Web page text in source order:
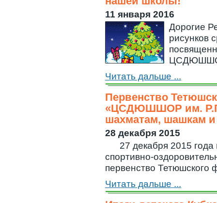
11 января 2016
Дорогие
рисунков
Читать дальше ...
Первенство
«ЦСДЮШШОР им.
шахматам, шашкам и
28 декабря 2015
27 декабря 2015 года
спортивно-
первенство Тетюшского
Читать дальше ...